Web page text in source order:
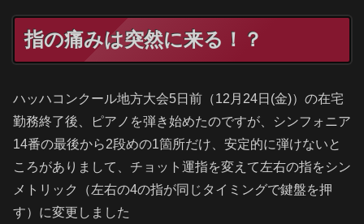
指の痛みは突然に来る！？
ハッハコンクール地方大会5日前（12月24日(金)）の在宅
勤務終了後、ピアノを弾き始めたのですが、シンフォニア
14番の最後から2段めの1箇所だけ、安定的に弾けないと
ころがありまして、チョット運指を変えて左右の指をシン
メトリック（左右の4の指が同じタイミングで鍵盤を押
す）に変更しました